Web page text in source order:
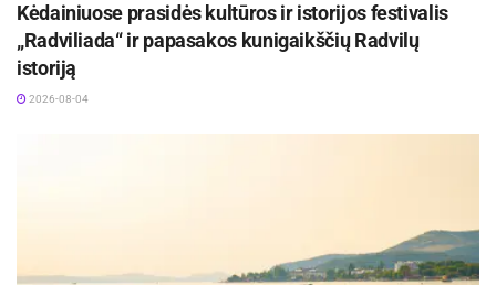
Kėdainiuose prasidės kultūros ir istorijos festivalis
„Radviliada“ ir papasakos kunigaikščių Radvilų
istoriją
2026-08-04